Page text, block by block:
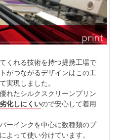
くれる技術を持つ提携工場で
がつながるデザインはこの工
実現しました。
れたシルクスクリーンプリン
化しにくいので安心して着用
ーインクを中心に数種類のプ
よって使い分けています。